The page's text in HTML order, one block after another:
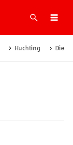
Suche
Huchting Die